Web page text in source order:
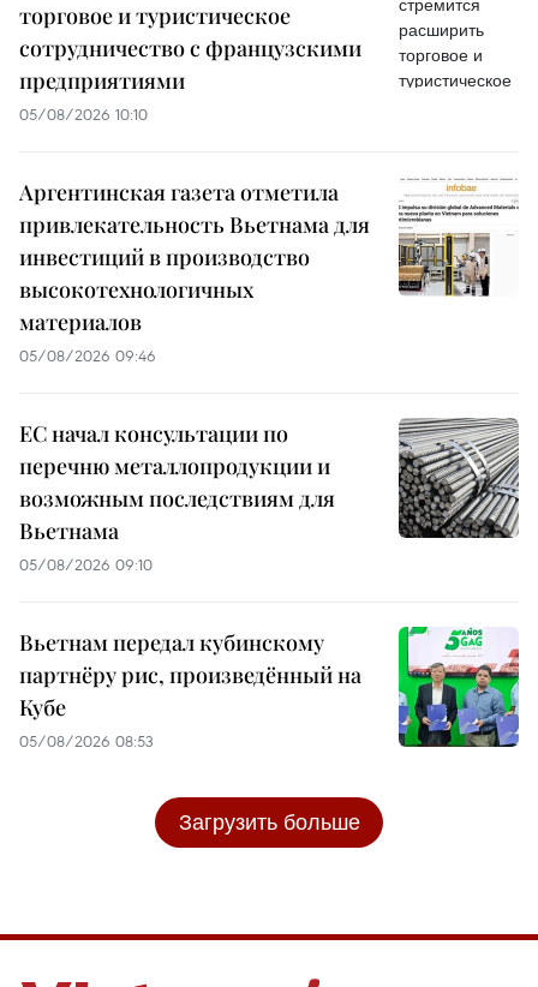
торговое и туристическое
сотрудничество с французскими
предприятиями
05/08/2026 10:10
Аргентинская газета отметила
привлекательность Вьетнама для
инвестиций в производство
высокотехнологичных
материалов
05/08/2026 09:46
ЕС начал консультации по
перечню металлопродукции и
возможным последствиям для
Вьетнама
05/08/2026 09:10
Вьетнам передал кубинскому
партнёру рис, произведённый на
Кубе
05/08/2026 08:53
Загрузить больше